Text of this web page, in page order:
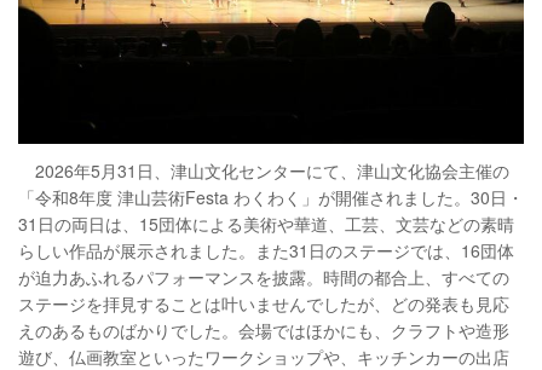
2026年5月31日、津山文化センターにて、津山文化協会主催の
「令和8年度 津山芸術Festa わくわく」が開催されました。30日・
31日の両日は、15団体による美術や華道、工芸、文芸などの素晴
らしい作品が展示されました。また31日のステージでは、16団体
が迫力あふれるパフォーマンスを披露。時間の都合上、すべての
ステージを拝見することは叶いませんでしたが、どの発表も見応
えのあるものばかりでした。会場ではほかにも、クラフトや造形
遊び、仏画教室といったワークショップや、キッチンカーの出店